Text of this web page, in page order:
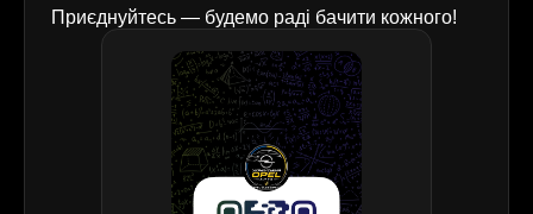
Приєднуйтесь — будемо раді бачити кожного!